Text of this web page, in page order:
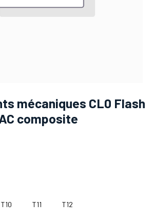
mécaniques CL0 Flash
composite
T10 T11 T12